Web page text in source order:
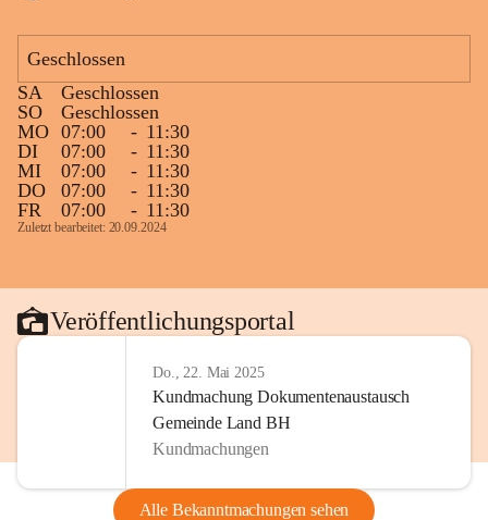
Geschlossen
SA
Geschlossen
SO
Geschlossen
MO 07:00 - 11:30
DI
07:00 - 11:30
MI
07:00 - 11:30
DO
07:00 - 11:30
FR
07:00 - 11:30
Zuletzt bearbeitet: 20.09.2024
Veröffentlichungsportal
Do., 22. Mai 2025
Kundmachung Dokumentenaustausch
Gemeinde Land BH
Kundmachungen
Alle Bekanntmachungen sehen